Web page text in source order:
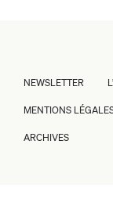
NEWSLETTER
MENTIONS
ARCHIVES